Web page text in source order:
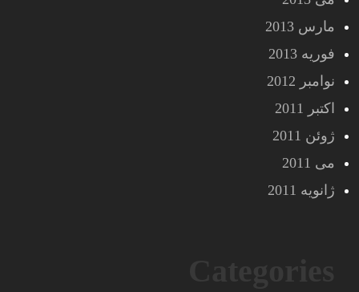
مارس 2013
فوریه 2013
نوامبر 2012
اکتبر 2011
ژوئن 2011
می 2011
ژانویه 2011